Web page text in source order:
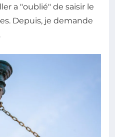
a "oublié" de saisir le
Depuis, je demande